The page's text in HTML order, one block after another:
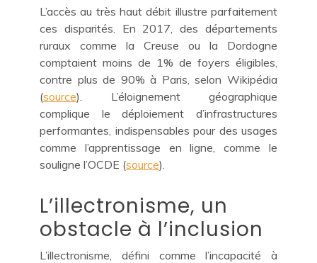
L’accès au très haut débit illustre parfaitement
ces disparités. En 2017, des départements
ruraux comme la Creuse ou la Dordogne
comptaient moins de 1% de foyers éligibles,
contre plus de 90% à Paris, selon Wikipédia
(source). L’éloignement géographique
complique le déploiement d’infrastructures
performantes, indispensables pour des usages
comme l’apprentissage en ligne, comme le
souligne l’OCDE (source).
L’illectronisme, un
obstacle à l’inclusion
L’illectronisme, défini comme l’incapacité à